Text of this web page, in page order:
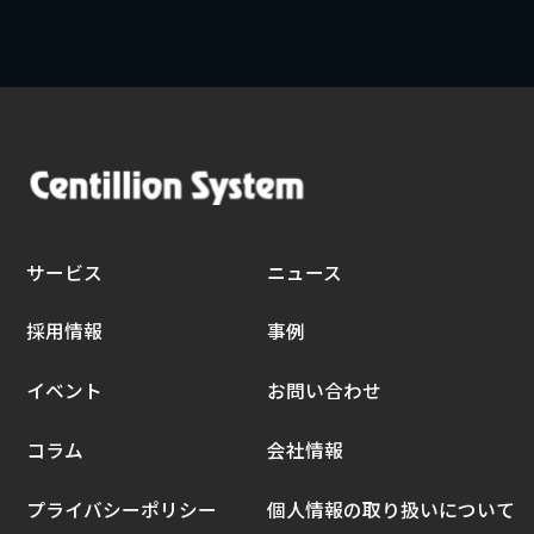
サービス ニュース
採用情報 事例
イベント お問い合わせ
コラム 会社情報
プライバシーポリシー 個人情報の取り扱いについて